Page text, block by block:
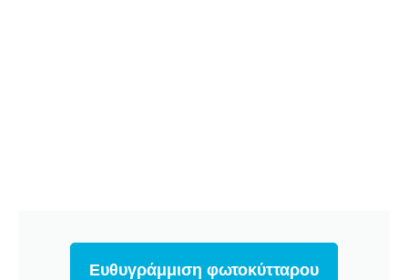
Ευθυγράμμιση φωτοκύτταρου